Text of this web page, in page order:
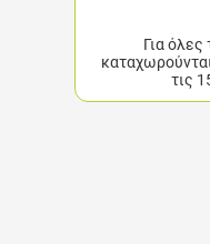
σύστημα μας